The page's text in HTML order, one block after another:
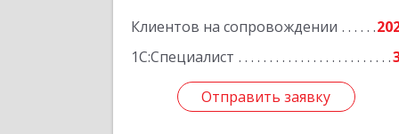
Клиентов на сопровождении
1С:Специалист
Отправить заявку
Отправить заявку